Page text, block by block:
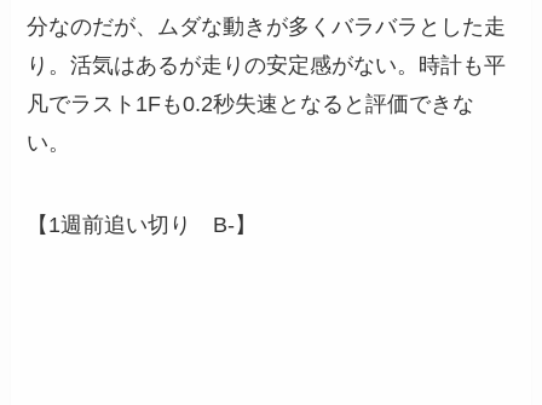
分なのだが、ムダな動きが多くバラバラとした走
り。活気はあるが走りの安定感がない。時計も平
凡でラスト1Fも0.2秒失速となると評価できな
い。
【1週前追い切り B-】